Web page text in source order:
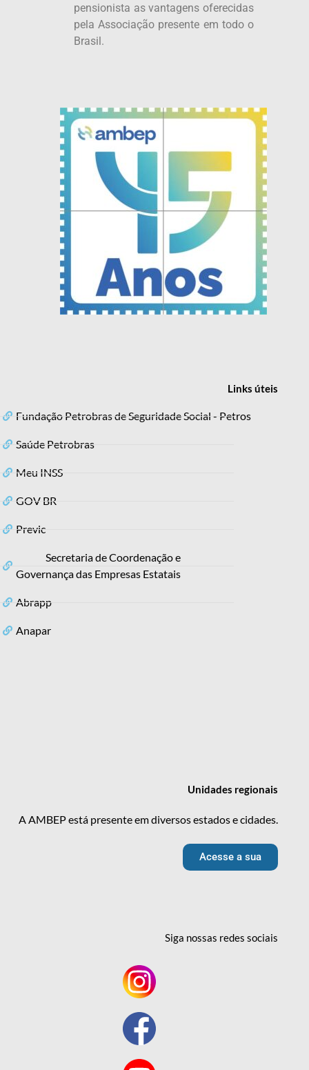
pensionista as vantagens oferecidas
pela Associação presente em todo o
Brasil.
Linksúteis
Fundação Petrobras de Seguridade Social - Petros
Saúde Petrobras
Meu INSS
GOV BR
Previc
Secretaria de Coordenação e
Governança das Empresas Estatais
Abrapp
Anapar
Unidades regionais
A AMBEP está presente em diversos estados e cidades.
Acesse a sua
Siga nossas redessociais